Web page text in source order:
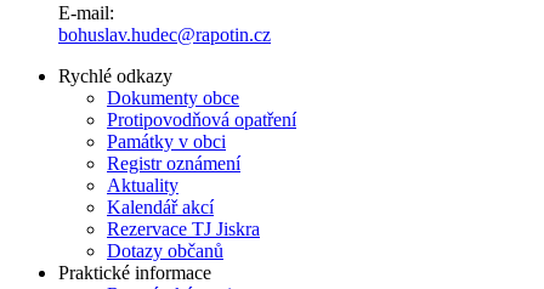
E-mail:
bohuslav.hudec@rapotin.cz
Rychlé odkazy
Dokumenty obce
Protipovodňová opatření
Památky v obci
Registr oznámení
Aktuality
Kalendář akcí
Rezervace TJ Jiskra
Dotazy občanů
Praktické informace